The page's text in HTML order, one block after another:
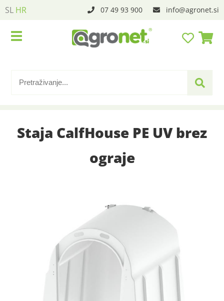
SL HR 07 49 93 900 info agronet.si
Staja CalfHouse PE UV brez
ograje